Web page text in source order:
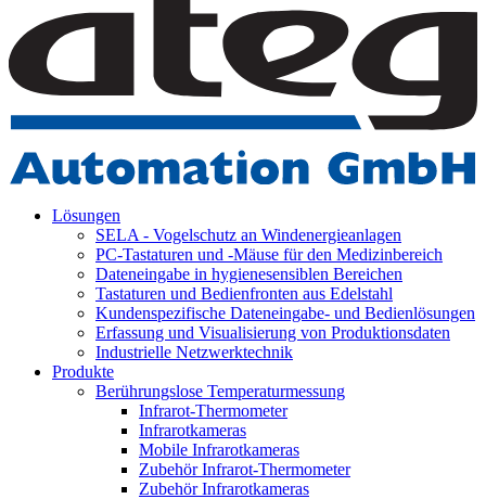
Lösungen
SELA - Vogelschutz an Windenergieanlagen
PC-Tastaturen und -Mäuse für den Medizinbereich
Dateneingabe in hygienesensiblen Bereichen
Tastaturen und Bedienfronten aus Edelstahl
Kundenspezifische Dateneingabe- und Bedienlösungen
Erfassung und Visualisierung von Produktionsdaten
Industrielle Netzwerktechnik
Produkte
Berührungslose Temperaturmessung
Infrarot-Thermometer
Infrarotkameras
Mobile Infrarotkameras
Zubehör Infrarot-Thermometer
Zubehör Infrarotkameras